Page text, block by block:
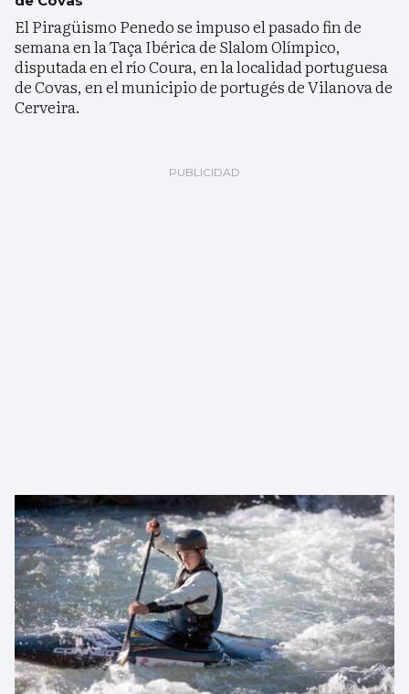
El Piragüismo Penedo se impuso el pasado fin de
semana en la Taça Ibérica de Slalom Olímpico,
disputada en el río Coura, en la localidad portuguesa
de Covas, en el municipio de portugés de Vilanova de
Cerveira.